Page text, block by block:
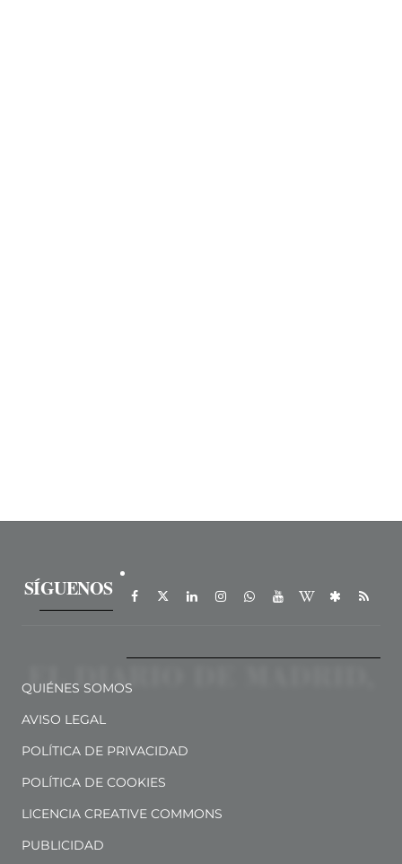
SÍGUENOS
QUIÉNES SOMOS
AVISO LEGAL
POLÍTICA DE PRIVACIDAD
POLÍTICA DE COOKIES
LICENCIA CREATIVE COMMONS
PUBLICIDAD